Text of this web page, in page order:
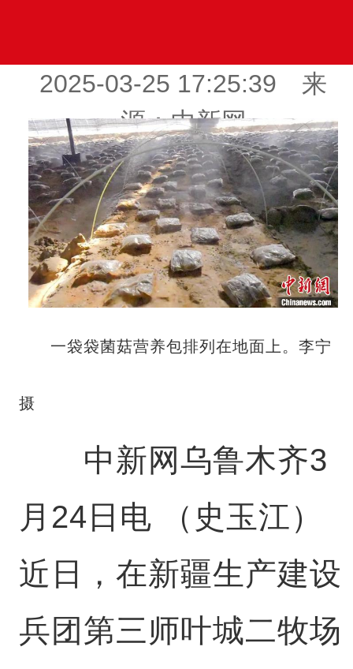
2025-03-25 17:25:39 来
源：中新网
一袋袋菌菇营养包排列在地面上。李宁
摄
中新网乌鲁木齐3
月24日电 （史玉江）
近日，在新疆生产建设
兵团第三师叶城二牧场